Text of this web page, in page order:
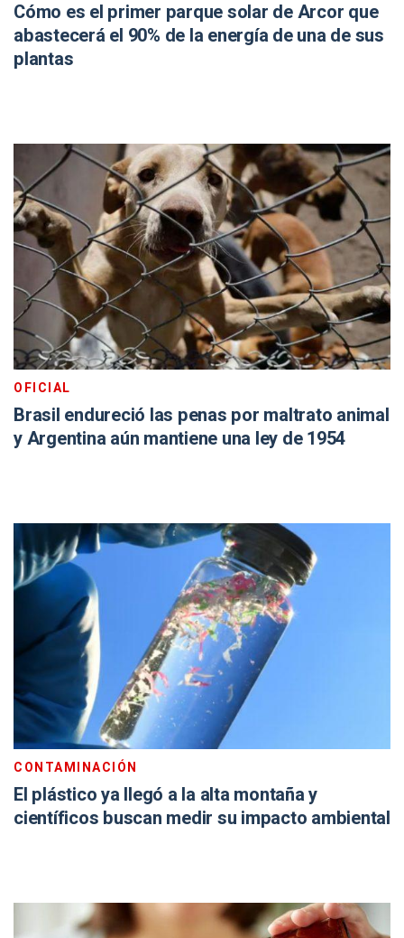
Cómo es el primer parque solar de Arcor que
abastecerá el 90% de la energía de una de sus
plantas
OFICIAL
Brasil endureció las penas por maltrato animal
y Argentina aún mantiene una ley de 1954
CONTAMINACIÓN
El plástico ya llegó a la alta montaña y
científicos buscan medir su impacto ambiental